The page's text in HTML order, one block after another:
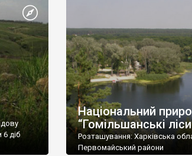
в
Поштова адреса: 84130,
Богородичне, Теплинське
1.
Телефон: (06262) 5-54-57; Факс:
E-mail: svgor@onlineplus.dn.ua
діб
Національний
“Гомільшанські
Розташування: Харківська
Первомайський райони